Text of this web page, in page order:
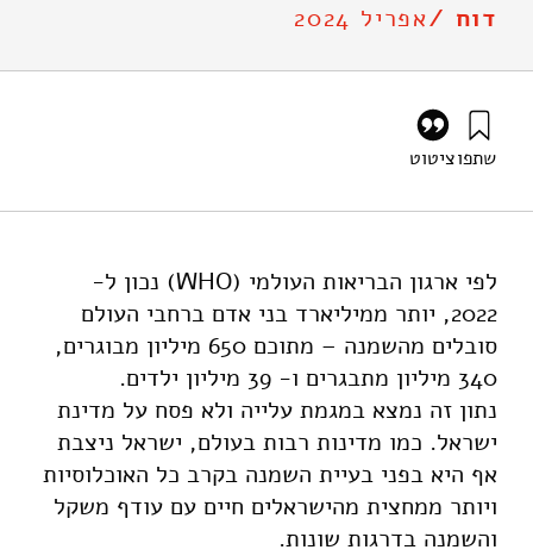
דוח /אפריל 2024
שתפוציטוט
לפי ארגון הבריאות העולמי (WHO) נכון ל-
2022, יותר ממיליארד בני אדם ברחבי העולם
סובלים מהשמנה – מתוכם 650 מיליון מבוגרים,
340 מיליון מתבגרים ו- 39 מיליון ילדים.
נתון זה נמצא במגמת עלייה ולא פסח על מדינת
ישראל. כמו מדינות רבות בעולם, ישראל ניצבת
אף היא בפני בעיית השמנה בקרב כל האוכלוסיות
ויותר ממחצית מהישראלים חיים עם עודף משקל
והשמנה בדרגות שונות.